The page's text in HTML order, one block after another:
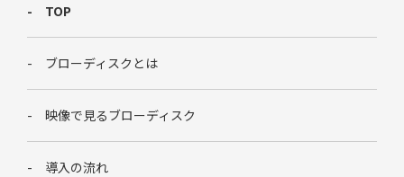
TOP
ブローディスクとは
映像で見るブローディスク
導入の流れ